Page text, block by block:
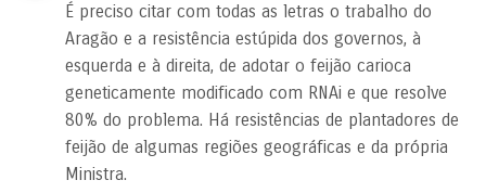
É preciso citar com todas as letras o trabalho do
Aragão e a resistência estúpida dos governos, à
esquerda e à direita, de adotar o feijão carioca
geneticamente modificado com RNAi e que resolve
80% do problema. Há resistências de plantadores de
feijão de algumas regiões geográficas e da própria
Ministra.